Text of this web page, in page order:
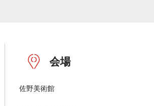
会場
佐野美術館